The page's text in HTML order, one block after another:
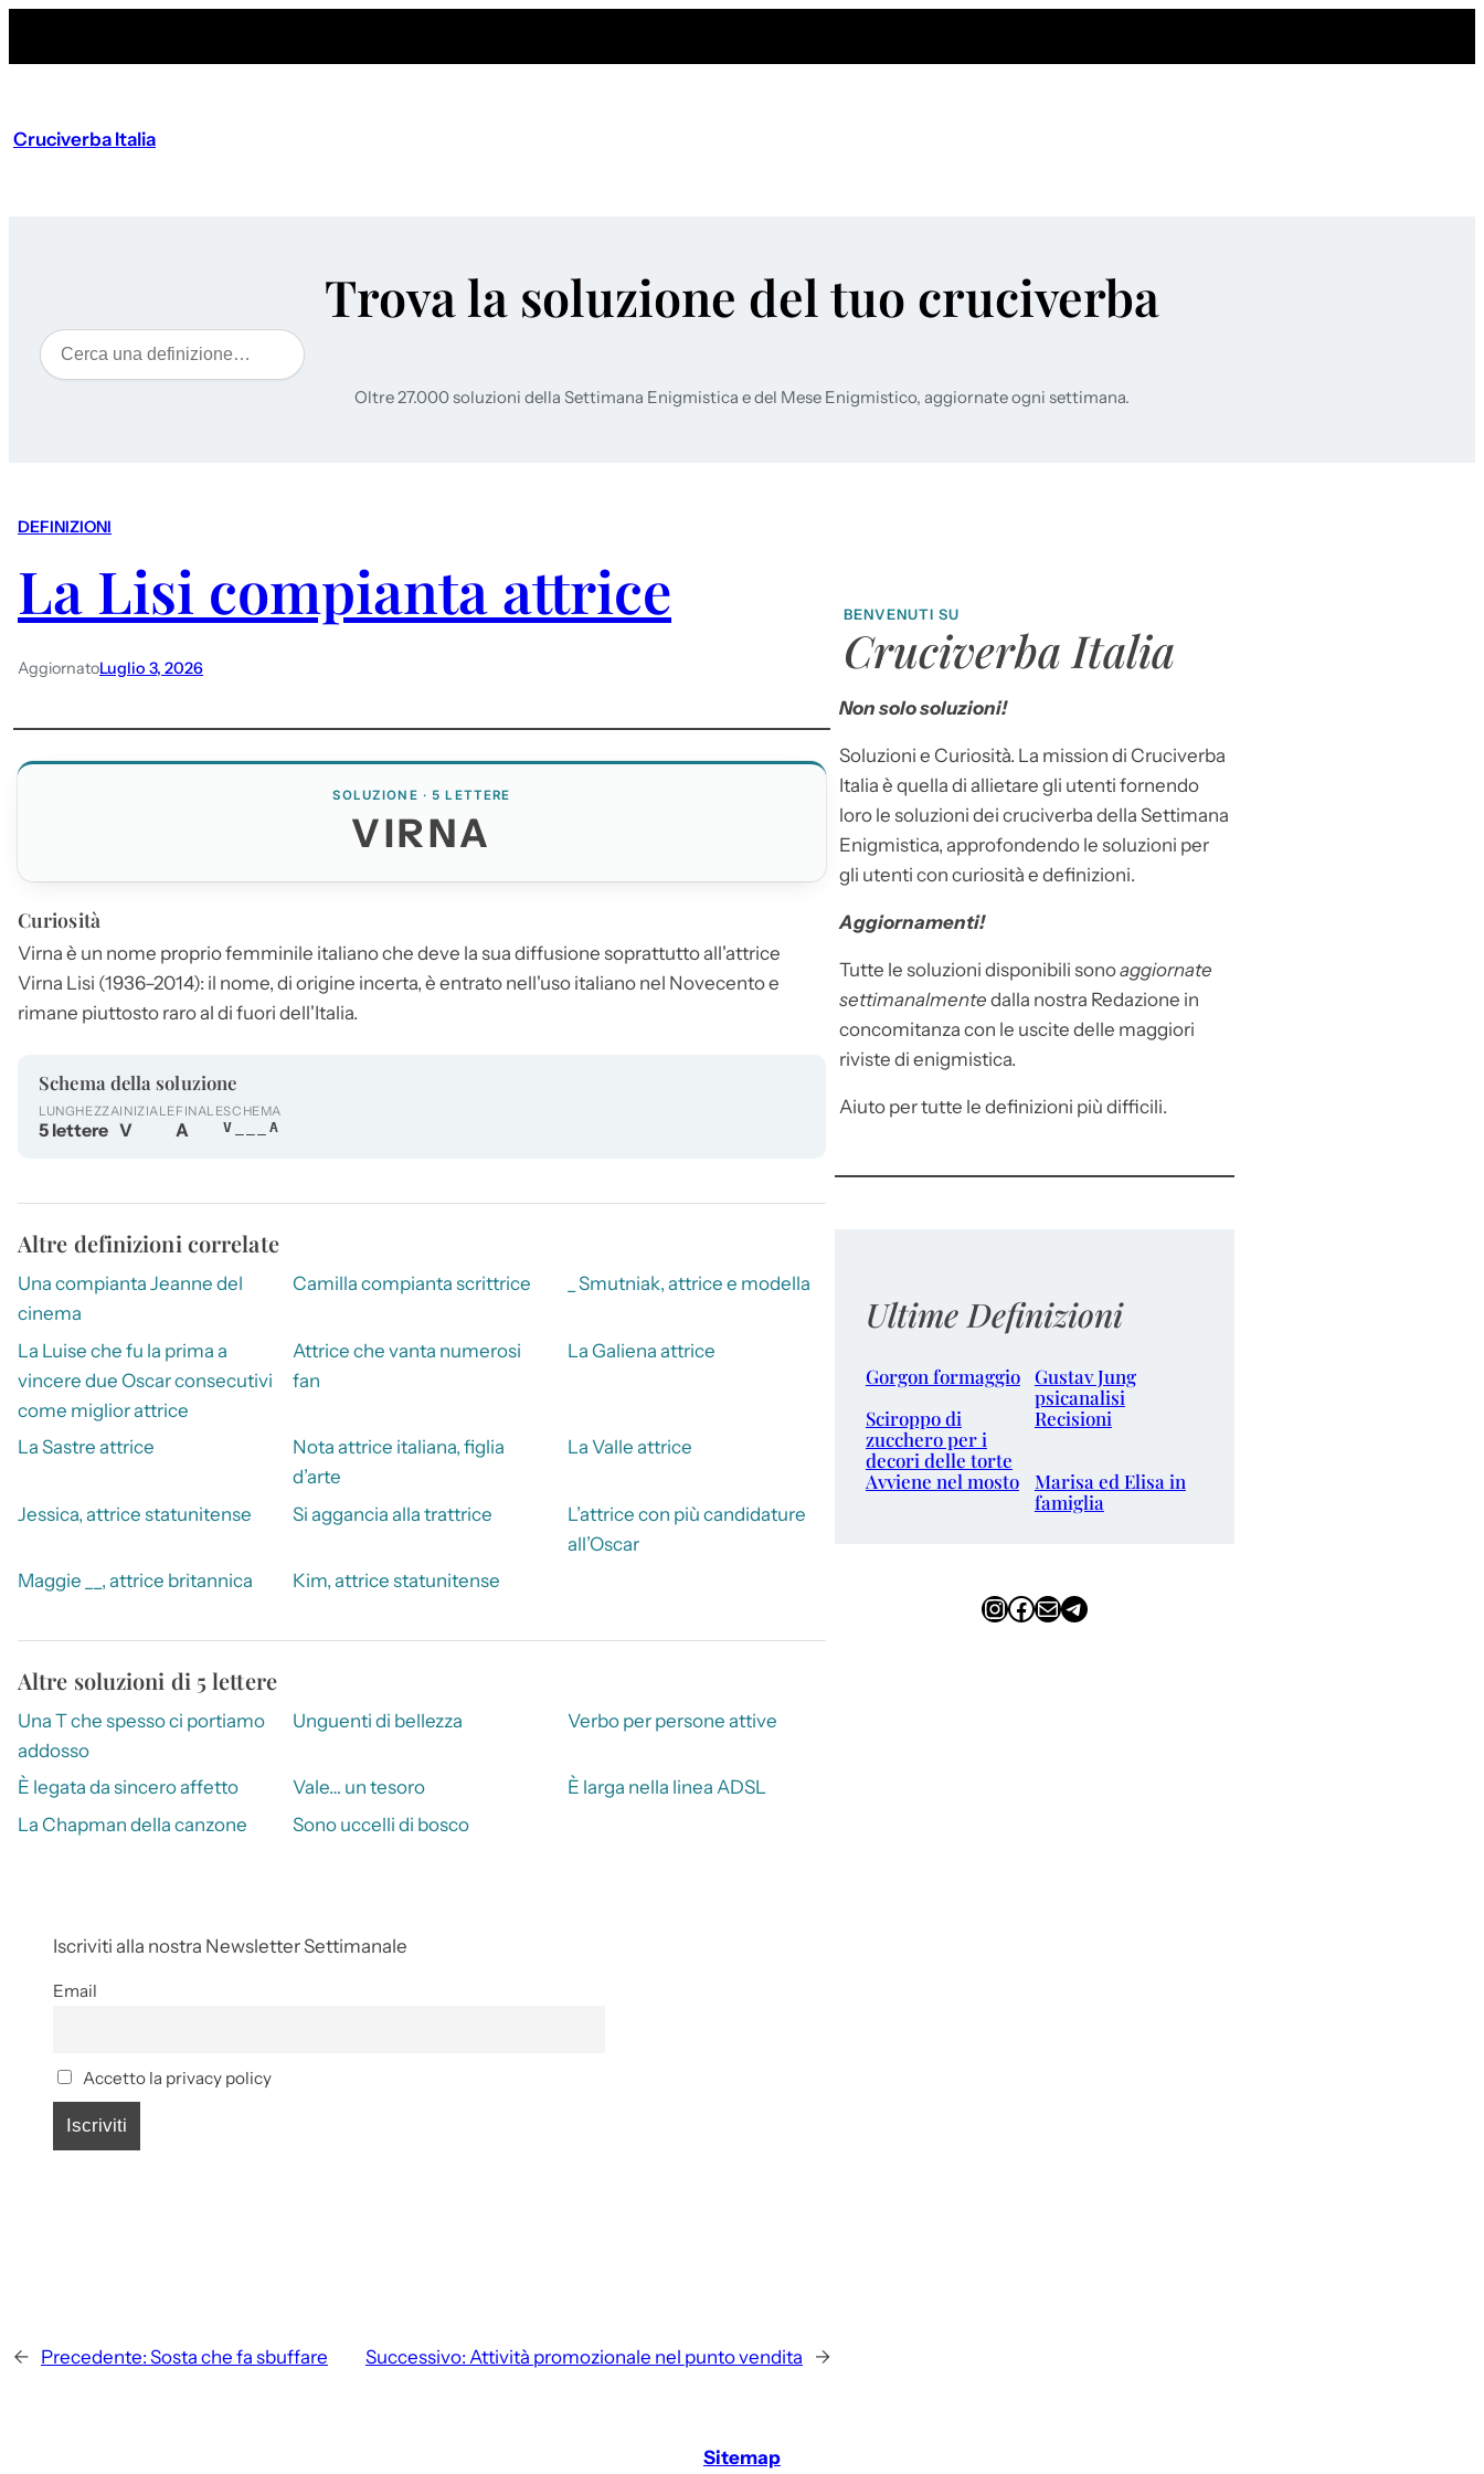
Cruciverba Italia
Trova la soluzione del tuo cruciverba
Cerca
Oltre 27.000 soluzioni della Settimana Enigmistica e del Mese Enigmistico, aggiornate ogni settimana.
DEFINIZIONI
La Lisi compianta attrice
AggiornatoLuglio 3, 2026
SOLUZIONE · 5 LETTERE
VIRNA
Curiosità
Virna è un nome proprio femminile italiano che deve la sua diffusione soprattutto all'attrice
Virna Lisi (1936–2014): il nome, di origine incerta, è entrato nell'uso italiano nel Novecento e
rimane piuttosto raro al di fuori dell'Italia.
Schema della soluzione
LUNGHEZZA
5 lettere
INIZIALE
V
FINALE
A
SCHEMA
V___A
Altre definizioni correlate
Una compianta Jeanne del
cinema
Camilla compianta scrittrice _ Smutniak, attrice e modella
La Luise che fu la prima a
vincere due Oscar consecutivi
come miglior attrice
Attrice che vanta numerosi
fan
La Galiena attrice
La Sastre attrice
Nota attrice italiana, figlia
d’arte
La Valle attrice
Jessica, attrice statunitense Si aggancia alla trattrice
L’attrice con più candidature
all’Oscar
Maggie __, attrice britannica
Kim, attrice statunitense
Altre soluzioni di 5 lettere
Una T che spesso ci portiamo
addosso
Unguenti di bellezza Verbo per persone attive
È legata da sincero affetto Vale… un tesoro
È larga nella linea ADSL
La Chapman della canzone
Sono uccelli di bosco
Iscriviti alla nostra Newsletter Settimanale
Email
Accetto la privacy policy
← Precedente: Sosta che fa sbuffare Successivo: Attività promozionale nel punto vendita →
BENVENUTI SU
Cruciverba Italia
Non solo soluzioni!
Soluzioni e Curiosità. La mission di Cruciverba
Italia è quella di allietare gli utenti fornendo
loro le soluzioni dei cruciverba della Settimana
Enigmistica, approfondendo le soluzioni per
gli utenti con curiosità e definizioni.
Aggiornamenti!
Tutte le soluzioni disponibili sonoaggiornate
settimanalmente dalla nostra Redazione in
concomitanza con le uscite delle maggiori
riviste di enigmistica.
Aiuto per tutte le definizioni più difficili.
Ultime Definizioni
Gorgon formaggio Gustav Jung
psicanalisi
Sciroppo di
zucchero per i
decori delle torte
Recisioni
Avviene nel mosto
Marisa ed Elisa in
famiglia
InstagramFacebook Email Telegram
Sitemap